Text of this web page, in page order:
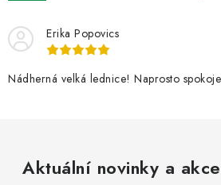
Erika Popovics
Nádherná velká lednice! Naprosto
Aktuální novinky a